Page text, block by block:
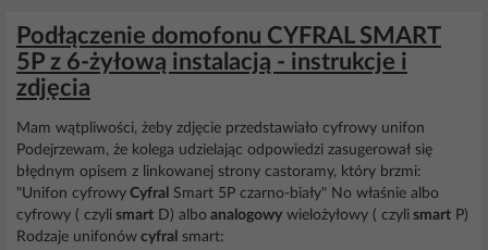
Podłączenie domofonu CYFRAL SMART
5P z 6-żyłową instalacją - instrukcje i
zdjęcia
Mam wątpliwości, żeby zdjęcie przedstawiało cyfrowy unifon
Podejrzewam, że kolega udzielając odpowiedzi zasugerował się
błędnym opisem z linkowanej strony castoramy, który brzmi:
"Unifon cyfrowy Cyfral Smart 5P czarno-biały" No właśnie albo
cyfrowy ( czyli smart D) albo analogowy wielożyłowy ( czyli smart P)
Rodzaje unifonów cyfral smart: